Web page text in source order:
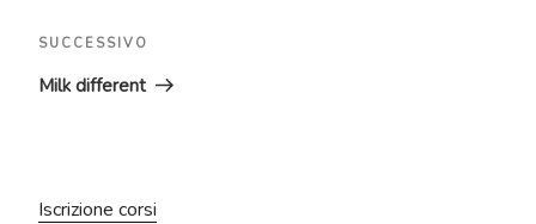
Articolo
successivo
SUCCESSIVO
Milk different
Iscrizione corsi